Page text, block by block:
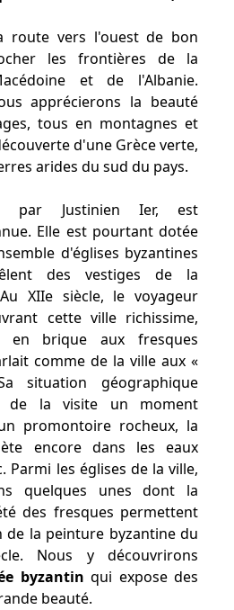
route vers l'ouest de bon
les frontières de la
et de l'Albanie.
apprécierons la beauté
tous en montagnes et
d'une Grèce verte,
arides du sud du pays.
par Justinien Ier, est
Elle est pourtant dotée
d'églises byzantines
des vestiges de la
XIIe siècle, le voyageur
cette ville richissime,
en brique aux fresques
comme de la ville aux «
situation géographique
de la visite un moment
promontoire rocheux, la
encore dans les eaux
Parmi les églises de la ville,
quelques unes dont la
des fresques permettent
de la peinture byzantine du
Nous y découvrirons
byzantin qui expose des
beauté.